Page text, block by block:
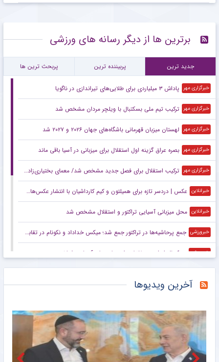
۲۲:۲۸ رونمایی رسمی پرسپولیس از خرید جدید نقل و انتقالاتی + جزئیات
۲۲:۲۳ سرمربی ناکام استقلالی در تیم ملی آفتابی شد + جزئیات
۲۲:۱۹ پدیده جوان لیگ برتر در تور پرسپولیس افتاد + جزئیات
۲۲:۱۵
۱۹:۵۸ آهنگ‌هایی که در تاریخ فوتبال ماندگار شدند؛ از ورزشگاه‌های اروپا تا جام جهانی
۱۹:۵۱ از چوب تاک برای چشم زخم تا جوراب شانس؛ عقاید عجیب فوتبالیست‌ها!
۱۸:۳۴ اقدام جدی و مهم مدیران استقلال ؛ این خارجی ماندنی شد
۱۸:۲۷ دست رد ستاره محبوب آبی پوشان به مدیران باشگاه ؛ جدایی قطعی است !
۱۸:۲۲ شوخی کنایه آمیز سرمربی استقلالی به خرید جدید پرسپولیس
۱۵:۴۹ بازگشت آدان به استقلال جدی شد
۱۵:۴۵ تیم جدید ستاره محبوب هواداران پرسپولیس لو رفت
برترین ها از دیگر رسانه های ورزشی
جدید ترین پربیننده ترین پربحث ترین ها